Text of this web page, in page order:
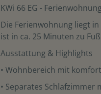
KWi 66 EG -
Die Ferienwohnung liegt
ist in ca. 25 Minuten zu
Ausstattung & Highlights
• Wohnbereich mit
• Separates